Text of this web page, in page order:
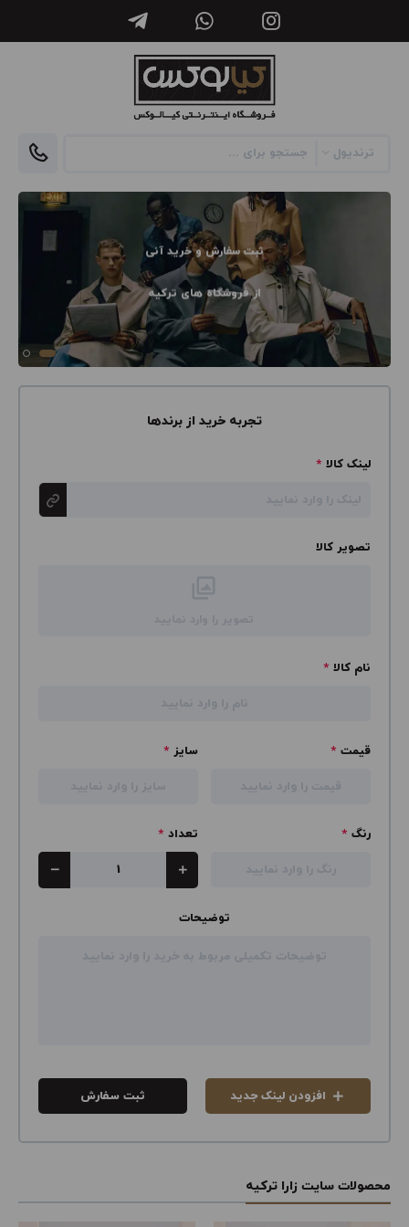
ثبت سفارش و خرید آنی
از فروشگاه های ترکیه
تجربه خرید از برندها
لینک کالا *
تصویر کالا
نام کالا *
قیمت * سایز *
رنگ * تعداد *
توضیحات
افزودن لینک جدید ثبت سفارش
محصولات سایت زارا ترکیه